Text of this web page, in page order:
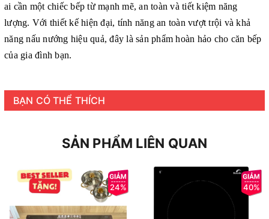
ai cần một chiếc bếp từ mạnh mẽ, an toàn và tiết kiệm năng
lượng. Với thiết kế hiện đại, tính năng an toàn vượt trội và khả
năng nấu nướng hiệu quả, đây là sản phẩm hoàn hảo cho căn bếp
của gia đình bạn.
BẠN CÓ THỂ THÍCH
SẢN PHẨM LIÊN QUAN
24% 40%